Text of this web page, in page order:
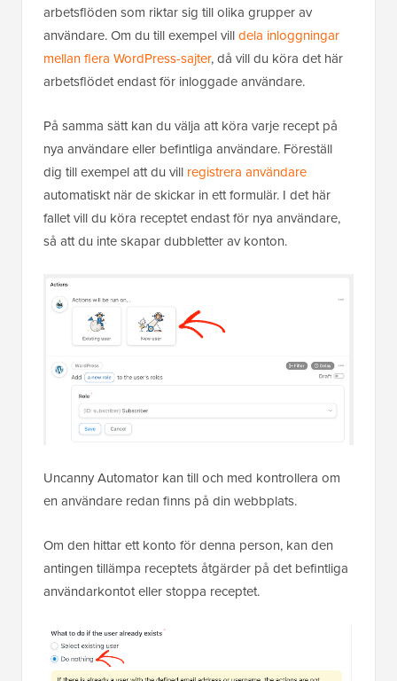
arbetsflöden som riktar sig till olika grupper av
användare. Om du till exempel villdela inloggningar
mellan flera WordPress-sajter, då vill du köra det här
arbetsflödet endast för inloggade användare.
På samma sätt kan du välja att köra varje recept på
nya användare eller befintliga användare. Föreställ
dig till exempel att du vill registrera användare
automatiskt när de skickar in ett formulär. I det här
fallet vill du köra receptet endast för nya användare,
så att du inte skapar dubbletter av konton.
Uncanny Automator kan till och med kontrollera om
en användare redan finns på din webbplats.
Om den hittar ett konto för denna person, kan den
antingen tillämpa receptets åtgärder på det befintliga
användarkontot eller stoppa receptet.